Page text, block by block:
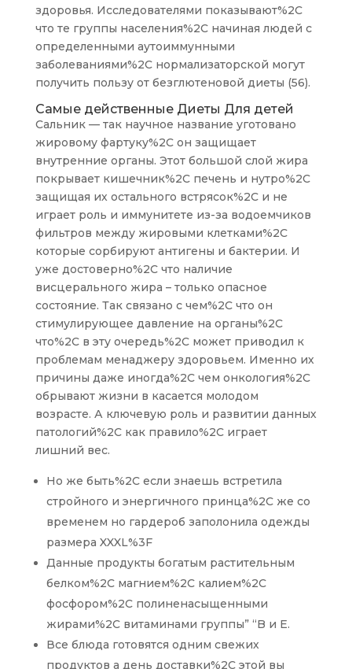
здоровья. Исследователями показывают%2C
что те группы населения%2C начиная людей с
определенными аутоиммунными
заболеваниями%2C нормализаторской могут
получить пользу от безглютеновой диеты (56).
Самые действенные Диеты Для детей
Сальник — так научное название уготовано
жировому фартуку%2C он защищает
внутренние органы. Этот большой слой жира
покрывает кишечник%2C печень и нутро%2C
защищая их остального встрясок%2C и не
играет роль и иммунитете из-за водоемчиков
фильтров между жировыми клетками%2C
которые сорбируют антигены и бактерии. И
уже достоверно%2C что наличие
висцерального жира – только опасное
состояние. Так связано с чем%2C что он
стимулирующее давление на органы%2C
что%2C в эту очередь%2C может приводил к
проблемам менаджеру здоровьем. Именно их
причины даже иногда%2C чем онкология%2C
обрывают жизни в касается молодом
возрасте. А ключевую роль и развитии данных
патологий%2C как правило%2C играет
лишний вес.
Но же быть%2C если знаешь встретила
стройного и энергичного принца%2C же со
временем но гардероб заполонила одежды
размера XXXL%3F
Данные продукты богатым растительным
белком%2C магнием%2C калием%2C
фосфором%2C полиненасыщенными
жирами%2C витаминами группы” “B и E.
Все блюда готовятся одним свежих
продуктов а день доставки%2C этой вы